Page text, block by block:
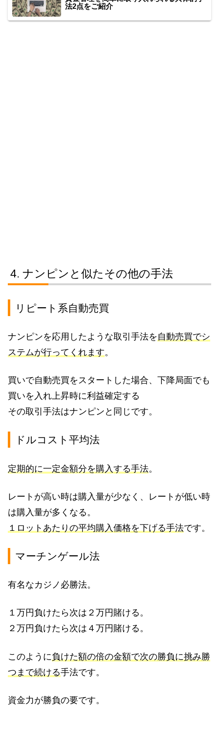
法2点をご紹介
ナンピンと似たその他の手法
リピート系自動売買
ナンピンを応用したような取引手法を 自動売買でシ
ステムが行ってくれます。
買いで自動売買をスタートした場合、下降局面でも
買いを入れ上昇時に利益確定する
その取引手法はナンピンと同じです。
ドルコスト平均法
定期的に一定金額分を購入する手法。
レートが高い時は購入量が少なく、レートが低い時
は購入量が多くなる。
１ロットあたりの平均購入価格を下げる手法です。
マーチンゲール法
有名なカジノ必勝法。
１万円負けたら次は２万円賭ける。
２万円負けたら次は４万円賭ける。
このように負けた額の倍の金額で次の勝負に挑み勝
つまで続ける手法です。
資金力が勝負の要です。